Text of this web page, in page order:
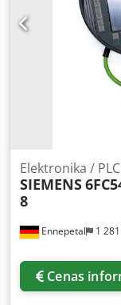
Ennepetal 1
Elektronika /
SIEMENS
8
Cenas